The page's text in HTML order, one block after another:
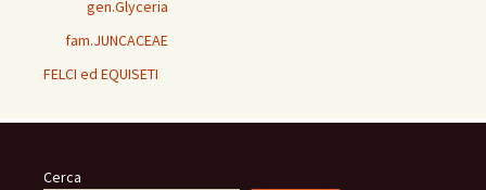
gen.Glyceria
fam.JUNCACEAE
FELCI ed EQUISETI
Cerca